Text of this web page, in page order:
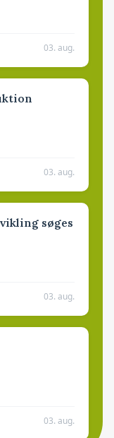
03. aug.
03. aug.
søges
03. aug.
03. aug.